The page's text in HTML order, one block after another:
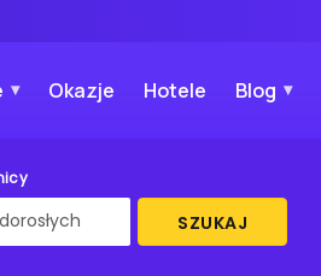
Okazje Hotele Blog
SZUKAJ